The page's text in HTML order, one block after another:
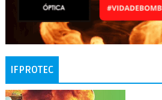
IFPROTEC